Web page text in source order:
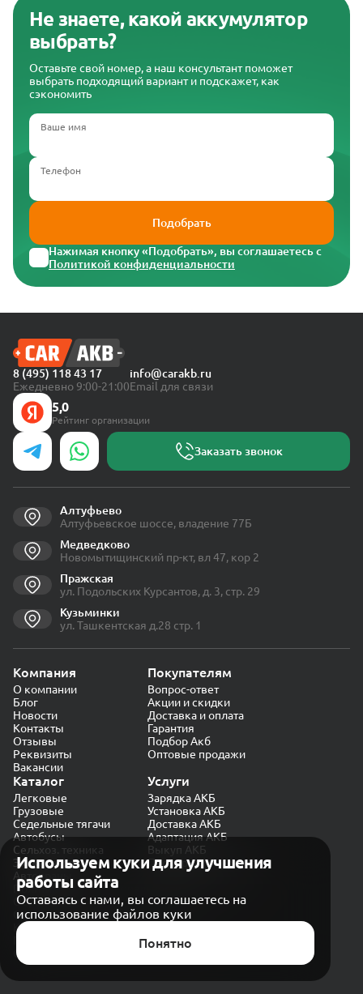
Не знаете, какой аккумулятор
выбрать?
Оставьте свой номер, а наш консультант поможет
выбрать подходящий вариант и подскажет, как
сэкономить
Ваше имя
Телефон
Подобрать
Нажимая кнопку «Подобрать», вы соглашаетесь с
Политикой конфиденциальности
Используем куки для улучшения
работы сайта
Оставаясь с нами, вы соглашаетесь на
использование файлов куки
Понятно
8 (495) 118 43 17
Ежедневно 9:00-21:00
info@carakb.ru
Email для связи
5,0
Рейтинг организации
Заказать звонок
Алтуфьево
Алтуфьевское шоссе, владение 77Б
Медведково
Новомытищинский пр-кт, вл 47, кор 2
Пражская
ул. Подольских Курсантов, д. 3, стр. 29
Кузьминки
ул. Ташкентская д.28 стр. 1
Компания
О компании
Блог
Новости
Контакты
Отзывы
Реквизиты
Вакансии
Покупателям
Вопрос-ответ
Акции и скидки
Доставка и оплата
Гарантия
Подбор Акб
Оптовые продажи
Каталог
Легковые
Грузовые
Седельные тягачи
Автобусы
Сельхоз. техника
Экскаваторы
Автокраны
Услуги
Зарядка АКБ
Установка АКБ
Доставка АКБ
Адаптация АКБ
Выкуп АКБ
Проверка генератора
Политика конфиденциальности
Обработка персональных данных
Согласие на обработку в «Яндекс.Метрика»
Карта сайта
© CARAKB 2026. Все права защищены